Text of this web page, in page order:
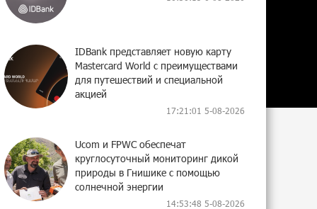
IDBank представляет новую карту
Mastercard World с преимуществами
для путешествий и специальной
акцией
17:21:01 5-08-2026
Ucom и FPWC обеспечат
круглосуточный мониторинг дикой
природы в Гнишике с помощью
солнечной энергии
14:53:48 5-08-2026